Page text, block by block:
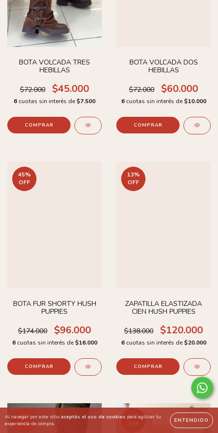
Al navegar por este sitio aceptás el uso de cookies para agilizar tu
experiencia de compra.
ENTENDIDO
BOTA VOLCADA TRES
HEBILLAS
$72.000 $45.000
6 cuotas sin interés de $7.500
COMPRAR
BOTA VOLCADA DOS
HEBILLAS
$72.000 $60.000
6 cuotas sin interés de $10.000
COMPRAR
45%
OFF
BOTA FUR SHORTY HUSH
PUPPIES
$174.000 $96.000
6 cuotas sin interés de $16.000
COMPRAR
13%
OFF
ZAPATILLA ELASTIZADA
CIEN HUSH PUPPIES
$138.000 $120.000
6 cuotas sin interés de $20.000
COMPRAR
13%
OFF
41%